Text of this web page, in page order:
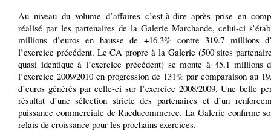
Au niveau du volume d’affaires c’est-à-dire après prise en
réalisé par les partenaires de la Galerie Marchande, celui-ci
millions d’euros en hausse de +16.3% contre 319.7 millions
l’exercice précédent. Le CA propre à la Galerie (500 sites
quasi identique à l’exercice précédent) se monte à 45.1 millions
l’exercice 2009/2010 en progression de 131% par comparaison au
d’euros générés par celle-ci sur l’exercice 2008/2009. Une belle
résultat d’une sélection stricte des partenaires et d’un
puissance commerciale de Rueducommerce. La Galerie confirme
relais de croissance pour les prochains exercices.